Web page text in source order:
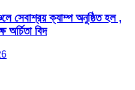
সেবাশ্রয় ক্যাম্প অনুষ্ঠিত হল ,
অর্চিতা বিদ